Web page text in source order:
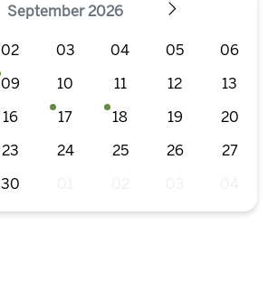
WEITER
September 2026
02 03 04 05
06
09 10 11 12
13
16 17 18 19
20
23 24 25 26
27
30